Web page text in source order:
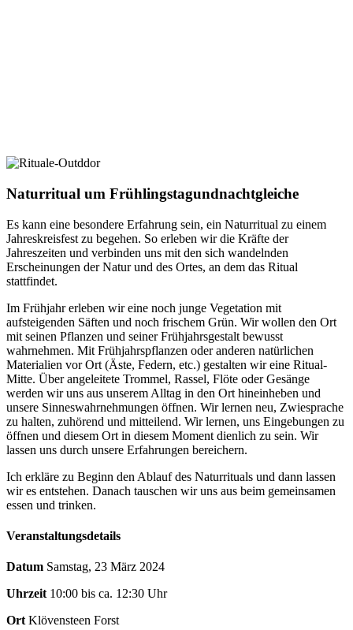
Naturritual um Frühlingstagundnachtgleiche
Es kann eine besondere Erfahrung sein, ein Naturritual zu einem
Jahreskreisfest zu begehen. So erleben wir die Kräfte der
Jahreszeiten und verbinden uns mit den sich wandelnden
Erscheinungen der Natur und des Ortes, an dem das Ritual
stattfindet.
Im Frühjahr erleben wir eine noch junge Vegetation mit
aufsteigenden Säften und noch frischem Grün. Wir wollen den Ort
mit seinen Pflanzen und seiner Frühjahrsgestalt bewusst
wahrnehmen. Mit Frühjahrspflanzen oder anderen natürlichen
Materialien vor Ort (Äste, Federn, etc.) gestalten wir eine Ritual-
Mitte. Über angeleitete Trommel, Rassel, Flöte oder Gesänge
werden wir uns aus unserem Alltag in den Ort hineinheben und
unsere Sinneswahrnehmungen öffnen. Wir lernen neu, Zwiesprache
zu halten, zuhörend und mitteilend. Wir lernen, uns Eingebungen zu
öffnen und diesem Ort in diesem Moment dienlich zu sein. Wir
lassen uns durch unsere Erfahrungen bereichern.
Ich erkläre zu Beginn den Ablauf des Naturrituals und dann lassen
wir es entstehen. Danach tauschen wir uns aus beim gemeinsamen
essen und trinken.
Veranstaltungsdetails
Datum Samstag, 23 März 2024
Uhrzeit10:00 bis ca. 12:30 Uhr
OrtKlövensteen Forst